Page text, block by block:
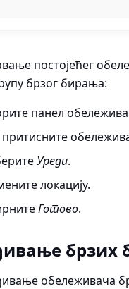
постојећег
брзог бирања:
панел
Уреди.
локацију.
Готово.
брзих
обележивача